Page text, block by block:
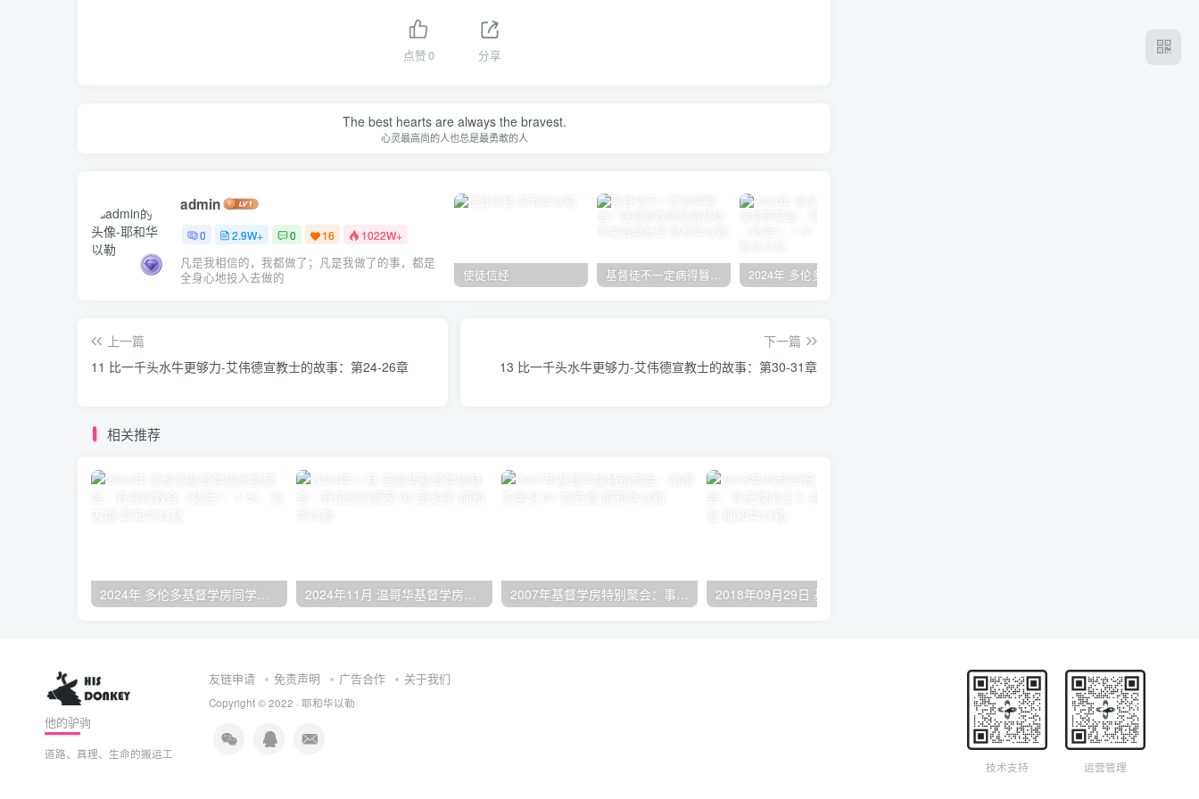
点赞0 分享
The best hearts are always the bravest.
心灵最高尚的人也总是最勇敢的人
admin
0 2.9W+ 0 16 1022W+
凡是我相信的，我都做了；凡是我做了的事，都是
全身心地投入去做的
使徒信经
上一篇
11 比一千头水牛更够力-艾伟德宣教士的故事：第24-26章
下一篇
13 比一千头水牛更够力-艾伟德宣教士的故事：第30-31章
相关推荐
他的驴驹
道路、真理、生命的搬运工
友链申请 免责声明 广告合作 关于我们
Copyright © 2022 · 耶和华以勒
技术支持 运营管理